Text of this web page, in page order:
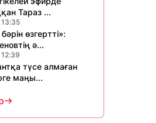
Тараз ...
13:35
өзгертті»:
ә...
12:39
түсе алмаған
маңы...